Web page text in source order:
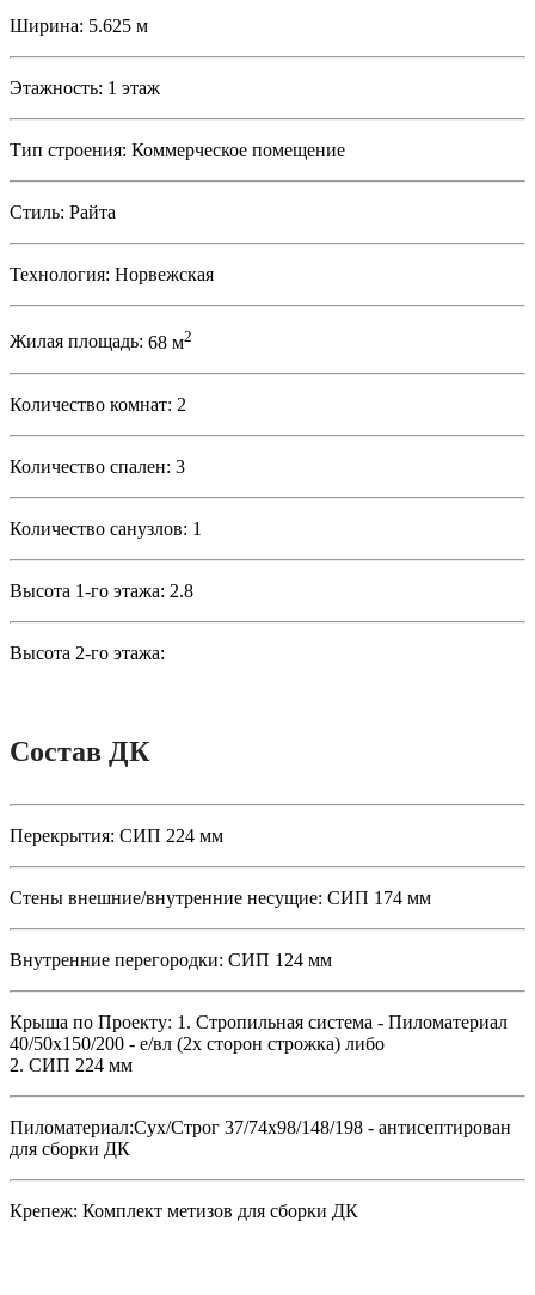
Ширина: 5.625 м
Этажность: 1 этаж
Тип строения: Коммерческое помещение
Стиль: Райта
Технология: Норвежская
Жилая площадь: 68 м2
Количество комнат: 2
Количество спален: 3
Количество санузлов: 1
Высота 1-го этажа: 2.8
Высота 2-го этажа:
Состав ДК
Перекрытия: СИП 224 мм
Стены внешние/внутренние несущие: СИП 174 мм
Внутренние перегородки: СИП 124 мм
Крыша по Проекту: 1. Стропильная система - Пиломатериал
40/50х150/200 - е/вл (2х сторон строжка) либо
2. СИП 224 мм
Пиломатериал:Сух/Строг 37/74х98/148/198 - антисептирован
для сборки ДК
Крепеж: Комплект метизов для сборки ДК